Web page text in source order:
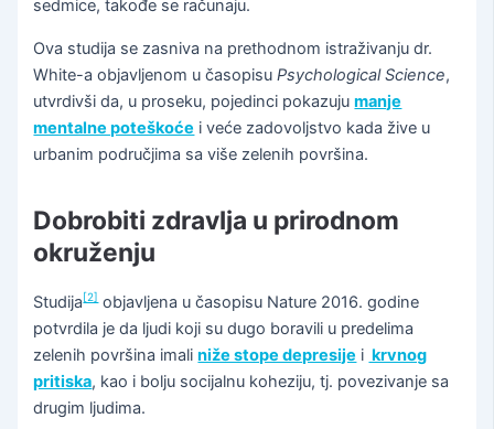
sedmice, takođe se računaju.
Ova studija se zasniva na prethodnom istraživanju dr.
White-a objavljenom u časopisuPsychological Science,
utvrdivši da, u proseku, pojedinci pokazujumanje
mentalne poteškoće i veće zadovoljstvo kada žive u
urbanim područjima sa više zelenih površina.
Dobrobiti zdravlja u prirodnom
okruženju
Studija[2]objavljena u časopisu Nature 2016. godine
potvrdila je da ljudi koji su dugo boravili u predelima
zelenih površina imaliniže stope depresije i krvnog
pritiska, kao i bolju socijalnu koheziju, tj. povezivanje sa
drugim ljudima.